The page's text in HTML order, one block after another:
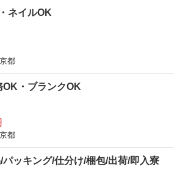
ネイルOK
都
OK・ブランクOK
都
パッキング/仕分け/梱包/出荷/即入寮